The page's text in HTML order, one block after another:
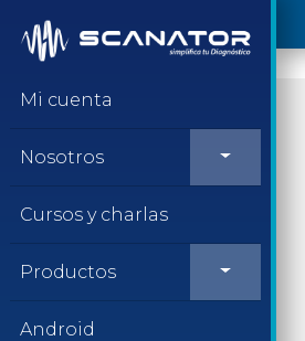
Saltar al contenido
Mi cuenta
Nosotros
Cursos y charlas
Productos
Android